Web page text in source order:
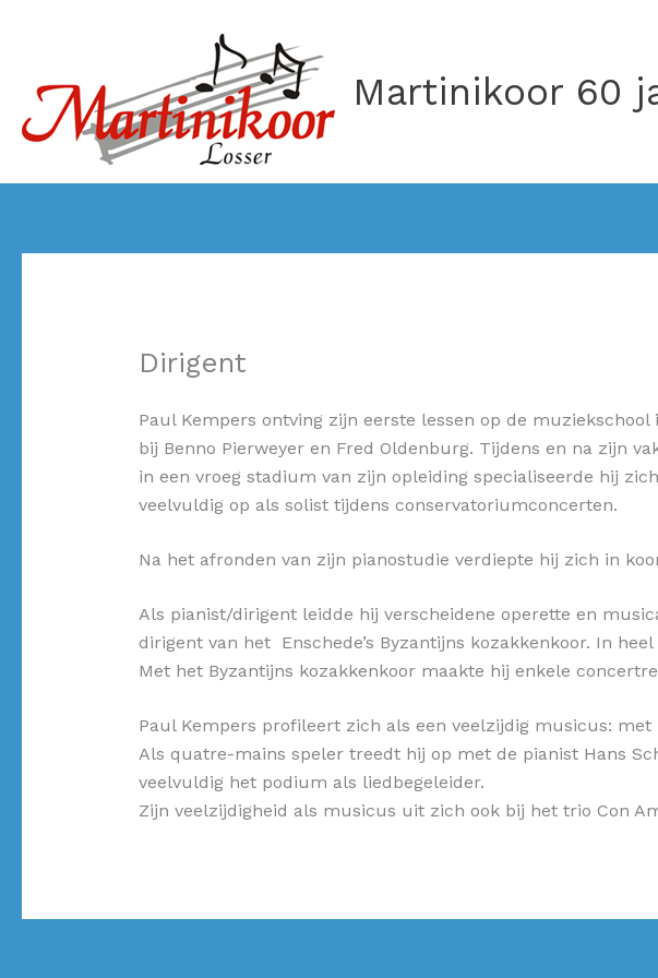
inhoud
Martinikoor 60
Dirigent
Paul Kempers ontving zijn eerste lessen op de
bij Benno Pierweyer en Fred Oldenburg. Tijdens en na zijn
in een vroeg stadium van zijn opleiding specialiseerde hij
veelvuldig op als solist tijdens conservatoriumconcerten.
Na het afronden van zijn pianostudie verdiepte hij zich in
Als pianist/dirigent leidde hij verscheidene operette en
dirigent van het Enschede’s Byzantijns kozakkenkoor. In
Met het Byzantijns kozakkenkoor maakte hij enkele
Paul Kempers profileert zich als een veelzijdig musicus:
Als quatre-mains speler treedt hij op met de pianist Hans
veelvuldig het podium als liedbegeleider.
Zijn veelzijdigheid als musicus uit zich ook bij het trio Con